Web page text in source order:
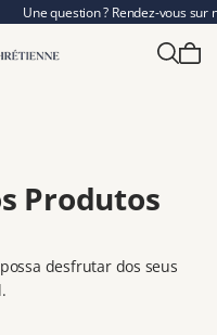
Une question ? Rendez-vous sur
Produtos
desfrutar dos seus